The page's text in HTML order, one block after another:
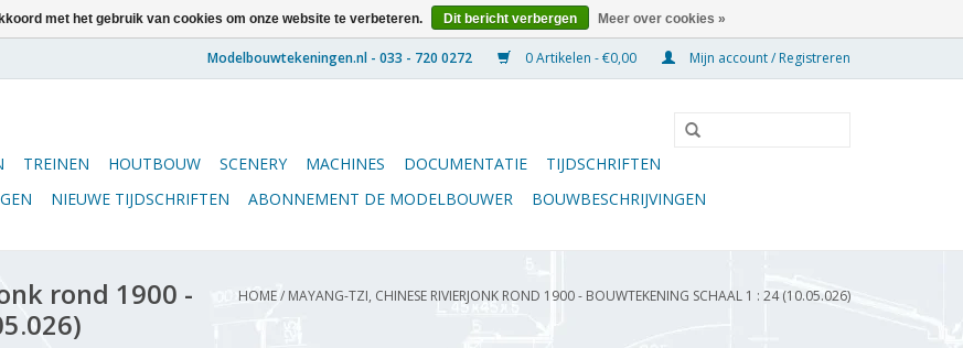
0 Artikelen - €0,00 Mijn account / Registreren
TREINEN HOUTBOUW SCENERY MACHINES DOCUMENTATIE
TIJDSCHRIFTEN
NIEUWE TIJDSCHRIFTEN ABONNEMENT DE MODELBOUWER BOUWBESCHRIJVINGEN
rond 1900 -
HOME/ MAYANG-TZI, CHINESE RIVIERJONK ROND 1900 - BOUWTEKENING SCHAAL 1 : 24 (10.05.026)
met het gebruik van cookies om onze website te verbeteren. Dit bericht verbergen Meer over cookies »